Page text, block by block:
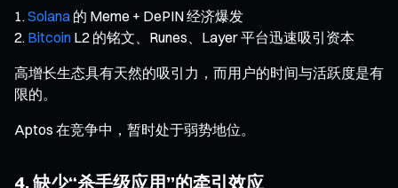
Solana 的 Meme + DePIN 经济爆发
Bitcoin L2 的铭文、Runes、Layer 平台迅速吸引资本
高增长生态具有天然的吸引力，而用户的时间与活跃度是有
限的。
Aptos 在竞争中，暂时处于弱势地位。
4. 缺少“杀手级应用”的牵引效应